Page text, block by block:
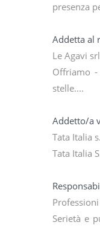
presenza
Addetta al
Le Agavi
Offriamo
stelle....
Addetto/a
Tata Italia
Tata Italia
Serietà e